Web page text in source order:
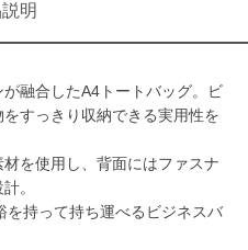
明
が融合したA4トートバッグ。ビ
すっきり収納できる実用性を
を使用し、背面にはファスナ
。
持って持ち運べるビジネスバ